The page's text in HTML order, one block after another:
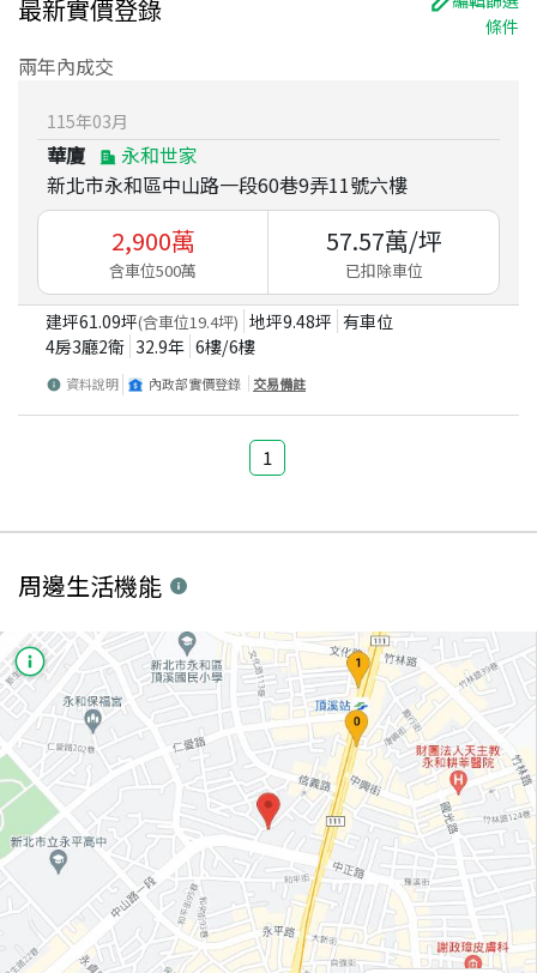
最新實價登錄
條件
兩年內成交
115年03月
華廈
永和世家
新北市永和區中山路一段60巷9弄11號六樓
2,900萬
含車位500萬
57.57萬/坪
已扣除車位
建坪61.09坪(含車位19.4坪) 地坪9.48坪 有車位
4房3廳2衛 32.9年 6樓/6樓
資料說明 內政部實價登錄 交易備註
1
周邊生活機能